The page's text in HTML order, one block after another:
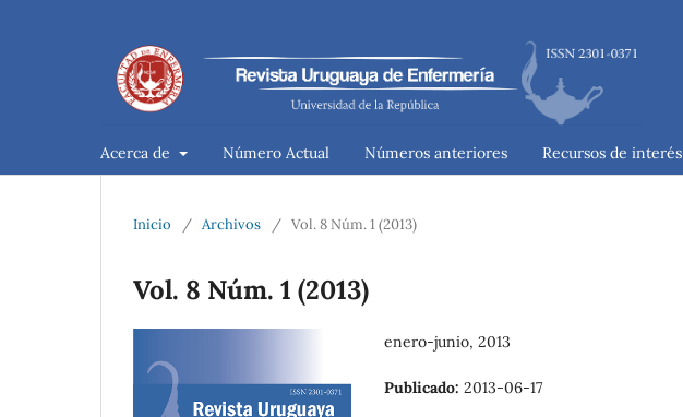
Acerca de Número Actual Números anteriores Recursos de interés
Inicio / Archivos / Vol. 8 Núm. 1 (2013)
Vol. 8 Núm. 1 (2013)
enero-junio, 2013
Publicado: 2013-06-17